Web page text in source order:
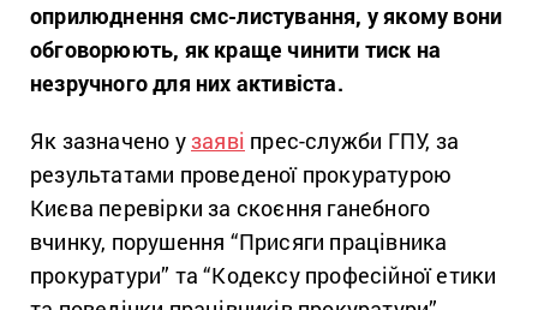
оприлюднення смс-листування, у якому вони
обговорюють, як краще чинити тиск на
незручного для них активіста.
Як зазначено узаяві прес-служби ГПУ, за
результатами проведеної прокуратурою
Києва перевірки за скоєння ганебного
вчинку, порушення “Присяги працівника
прокуратури” та “Кодексу професійної етики